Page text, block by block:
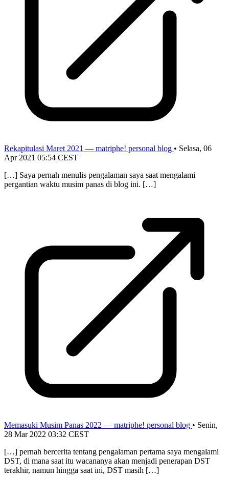
Rekapitulasi Maret 2021 — matriphe! personal blog • Selasa, 06
Apr 2021 05:54 CEST
[…] Saya pernah menulis pengalaman saya saat mengalami
pergantian waktu musim panas di blog ini. […]
Memasuki Musim Panas 2022 — matriphe! personal blog • Senin,
28 Mar 2022 03:32 CEST
[…] pernah bercerita tentang pengalaman pertama saya mengalami
DST, di mana saat itu wacananya akan menjadi penerapan DST
terakhir, namun hingga saat ini, DST masih […]